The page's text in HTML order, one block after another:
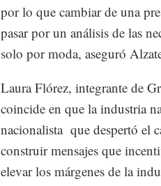
por lo que cambiar de una
pasar por un análisis de las
solo por moda, aseguró
Laura Flórez, integrante de
coincide en que la industria
nacionalista que despertó el
construir mensajes que
elevar los márgenes de la